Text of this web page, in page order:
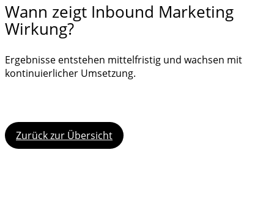
Wann zeigt Inbound Marketing
Wirkung?
Ergebnisse entstehen mittelfristig und wachsen mit
kontinuierlicher Umsetzung.
Zurück zur Übersicht